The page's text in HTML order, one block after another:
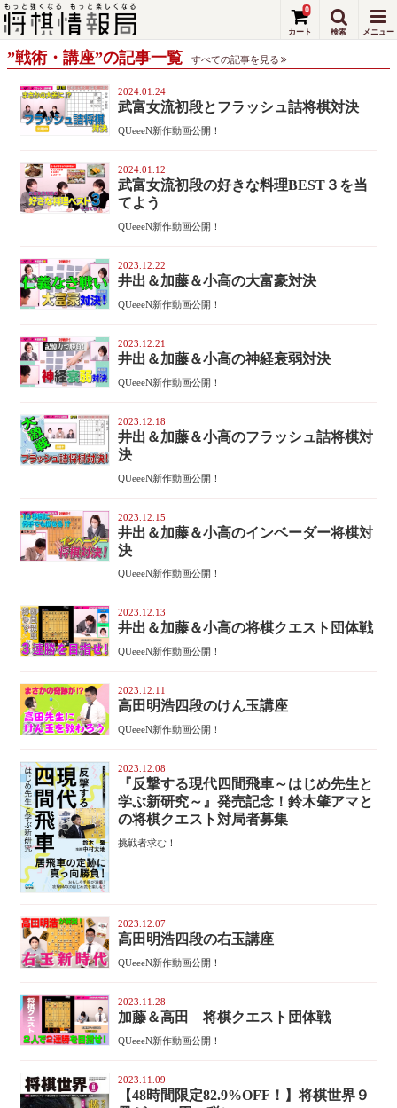
0
”戦術・講座”の記事一覧 すべての記事を見る
2024.01.24
武富女流初段とフラッシュ詰将棋対決
QUeeeN新作動画公開！
2024.01.12
武富女流初段の好きな料理BEST３を当
てよう
QUeeeN新作動画公開！
2023.12.22
井出＆加藤＆小高の大富豪対決
QUeeeN新作動画公開！
2023.12.21
井出＆加藤＆小高の神経衰弱対決
QUeeeN新作動画公開！
2023.12.18
井出＆加藤＆小高のフラッシュ詰将棋対
決
QUeeeN新作動画公開！
2023.12.15
井出＆加藤＆小高のインベーダー将棋対
決
QUeeeN新作動画公開！
2023.12.13
井出＆加藤＆小高の将棋クエスト団体戦
QUeeeN新作動画公開！
2023.12.11
高田明浩四段のけん玉講座
QUeeeN新作動画公開！
2023.12.08
『反撃する現代四間飛車～はじめ先生と
学ぶ新研究～』発売記念！鈴木肇アマと
の将棋クエスト対局者募集
挑戦者求む！
2023.12.07
高田明浩四段の右玉講座
QUeeeN新作動画公開！
2023.11.28
加藤＆高田 将棋クエスト団体戦
QUeeeN新作動画公開！
2023.11.09
【48時間限定82.9%OFF！】将棋世界９